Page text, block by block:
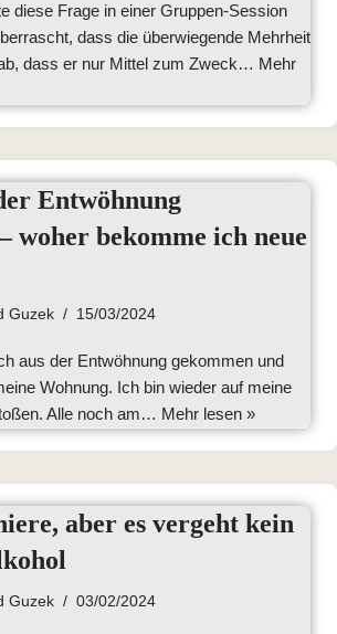
diese Frage in einer Gruppen-Session
dass die überwiegende Mehrheit
dass er nur Mittel zum Zweck… Mehr
Entwöhnung
woher bekomme ich neue
Guzek 15/03/2024
aus der Entwöhnung gekommen und
Wohnung. Ich bin wieder auf meine
Alle noch am… Mehr lesen »
aber es vergeht kein
Guzek 03/02/2024